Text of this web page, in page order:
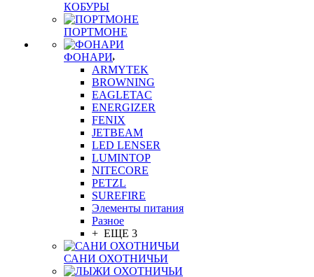
КОБУРЫ
ПОРТМОНЕ
ФОНАРИ
ARMYTEK
BROWNING
EAGLETAC
ENERGIZER
FENIX
JETBEAM
LED LENSER
LUMINTOP
NITECORE
PETZL
SUREFIRE
Элементы питания
Разное
+ ЕЩЕ 3
САНИ ОХОТНИЧЬИ